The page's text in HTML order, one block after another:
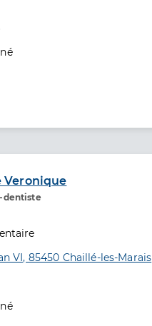
Veronique
dentiste de santé
VI, 85450 Chaillé-les-Marais